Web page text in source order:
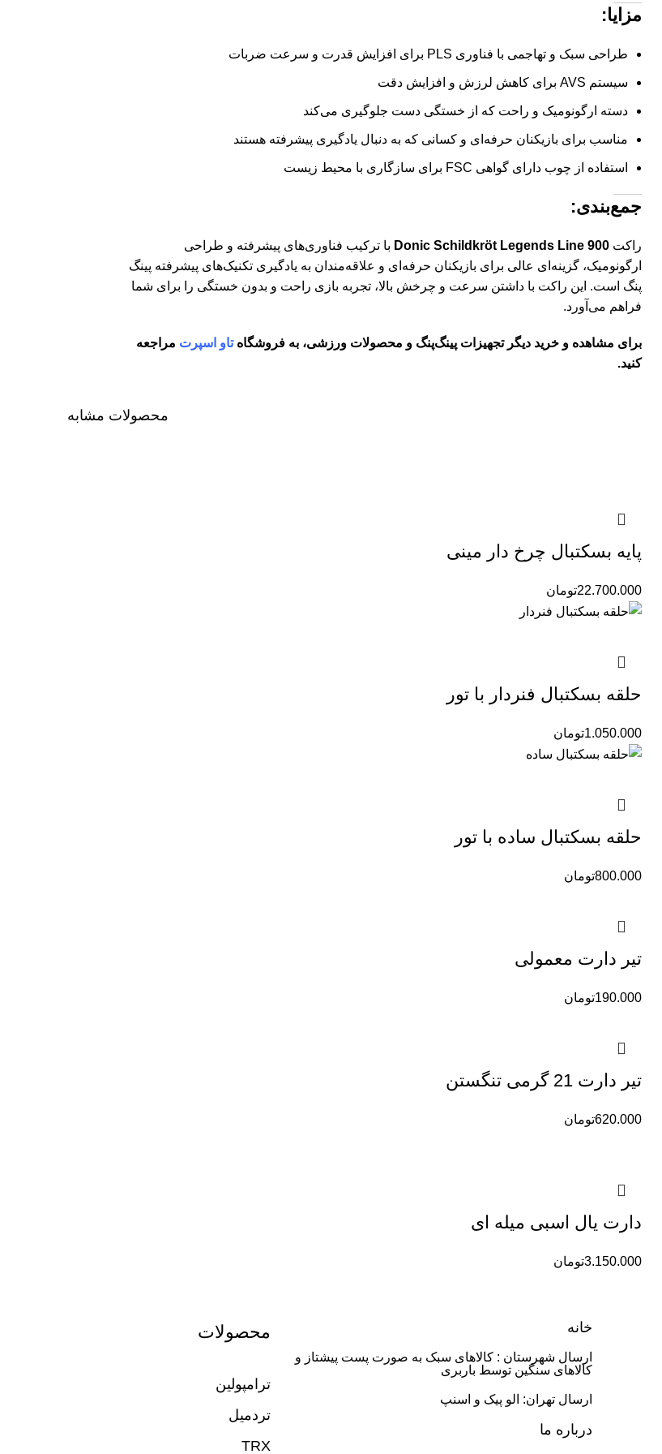
مزایا:
طراحی سبک و تهاجمی با فناوری PLS برای افزایش قدرت و سرعت ضربات
سیستم AVS برای کاهش لرزش و افزایش دقت
دسته ارگونومیک و راحت که از خستگی دست جلوگیری می‌کند
مناسب برای بازیکنان حرفه‌ای و کسانی که به دنبال یادگیری پیشرفته هستند
استفاده از چوب دارای گواهی FSC برای سازگاری با محیط زیست
جمع‌بندی:
راکت Donic Schildkröt Legends Line 900
با ترکیب فناوری‌های پیشرفته و طراحی
ارگونومیک، گزینه‌ای عالی برای بازیکنان حرفه‌ای و علاقه‌مندان به یادگیری تکنیک‌های پیشرفته پینگ
پنگ است. این راکت با داشتن سرعت و چرخش بالا، تجربه بازی راحت و بدون خستگی را برای شما
فراهم می‌آورد.
برای مشاهده و خرید دیگر تجهیزات پینگ‌پنگ و محصولات ورزشی، به فروشگاهتاو اسپرت مراجعه
کنید.
محصولات مشابه
پایه بسکتبال چرخ دار مینی
تومان22.700.000
حلقه بسکتبال فنردار با تور
تومان1.050.000
حلقه بسکتبال ساده با تور
تومان800.000
تیر دارت معمولی
تومان190.000
تیر دارت 21 گرمی تنگستن
تومان620.000
دارت یال اسبی میله ای
تومان3.150.000
خانه
ارسال شهرستان : کالاهای سبک به صورت پست پیشتاز و
کالاهای سنگین توسط باربری
ارسال تهران: الو پیک و اسنپ
درباره ما
محصولات
ترامپولین
تردمیل
TRX